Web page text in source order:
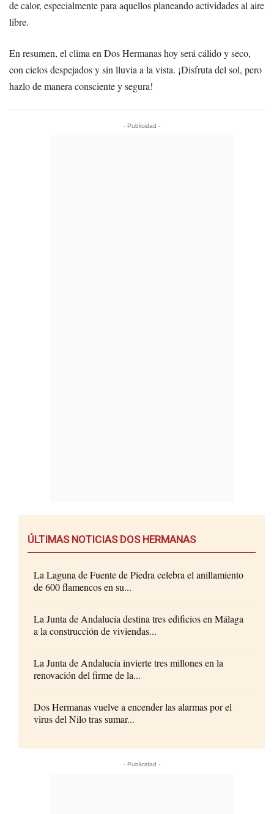
de calor, especialmente para aquellos planeando actividades al aire
libre.
En resumen, el clima en Dos Hermanas hoy será cálido y seco,
con cielos despejados y sin lluvia a la vista. ¡Disfruta del sol, pero
hazlo de manera consciente y segura!
- Publicidad -
ÚLTIMAS NOTICIAS DOS HERMANAS
La Laguna de Fuente de Piedra celebra el anillamiento
de 600 flamencos en su...
La Junta de Andalucía destina tres edificios en Málaga
a la construcción de viviendas...
La Junta de Andalucía invierte tres millones en la
renovación del firme de la...
Dos Hermanas vuelve a encender las alarmas por el
virus del Nilo tras sumar...
- Publicidad -